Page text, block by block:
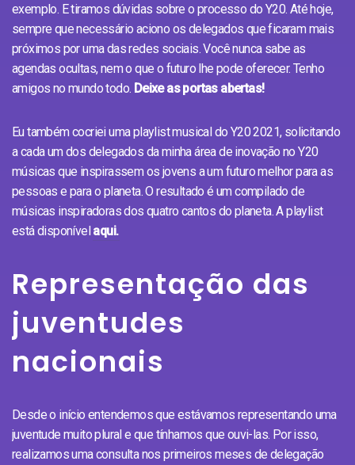
exemplo. E tiramos dúvidas sobre o processo do Y20. Até hoje,
sempre que necessário aciono os delegados que ficaram mais
próximos por uma das redes sociais. Você nunca sabe as
agendas ocultas, nem o que o futuro lhe pode oferecer. Tenho
amigos no mundo todo. Deixe as portas abertas!
Eu também cocriei uma playlist musical do Y20 2021, solicitando
a cada um dos delegados da minha área de inovação no Y20
músicas que inspirassem os jovens a um futuro melhor para as
pessoas e para o planeta. O resultado é um compilado de
músicas inspiradoras dos quatro cantos do planeta. A playlist
está disponívelaqui.
Representação das
juventudes
nacionais
Desde o início entendemos que estávamos representando uma
juventude muito plural e que tínhamos que ouvi-las. Por isso,
realizamos uma consulta nos primeiros meses de delegação